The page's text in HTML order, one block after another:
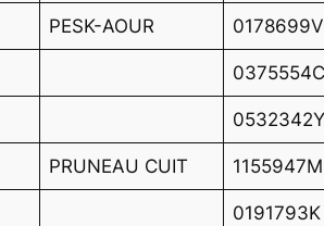
PESK-AOUR 0178699V
0375554C
0532342Y
PRUNEAU CUIT 1155947M
0191793K